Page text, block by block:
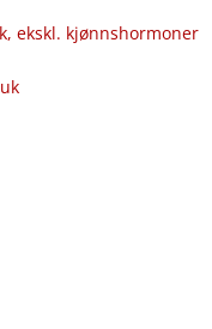
ekskl. kjønnshormoner